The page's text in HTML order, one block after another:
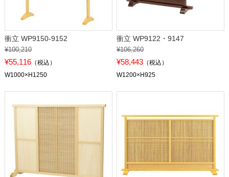
衝立 WP9150-9152
¥100,210
¥55,116（税込）
W1000×H1250
衝立 WP9122・9147
¥106,260
¥58,443 （税込）
W1200×H925